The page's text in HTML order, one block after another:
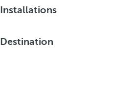
Installations
Destination